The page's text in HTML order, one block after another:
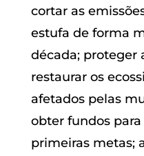
cortar as
estufa de forma
década; proteger
restaurar os
afetados pelas
obter fundos
primeiras metas;